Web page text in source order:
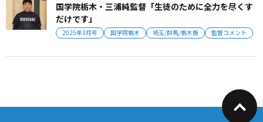
国学院栃木・三浦純監督「生徒のために全力を尽くす
だけです」
2025年3月号 国学院栃木 埼玉/群馬/栃木版 監督コメント